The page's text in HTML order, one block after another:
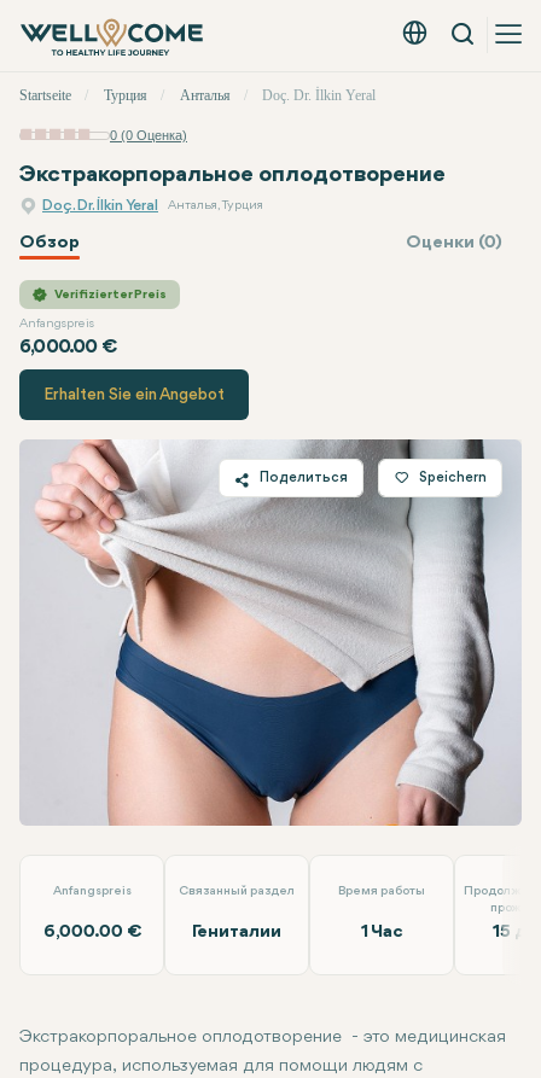
Русский - EUR
Вызов
меню
Startseite Турция Анталья Doç. Dr. İlkin Yeral
0 (0 Оценка)
Экстракорпоральное оплодотворение
Doç. Dr. İlkin Yeral Анталья, Турция
Обзор Оценки (0)
Verifizierter Preis
Anfangspreis
6,000.00 €
Doç. Dr. İlkin YeralЦена
Erhalten Sie ein Angebot
Поделиться
Twitter
Facebook
Linkedin
WhatsApp
Speichern
Anfangspreis
6,000.00 €
Связанный раздел
Гениталии
Время работы
1 Час 15
Экстракорпоральное оплодотворение - это медицинская
процедура, используемая для помощи людям с